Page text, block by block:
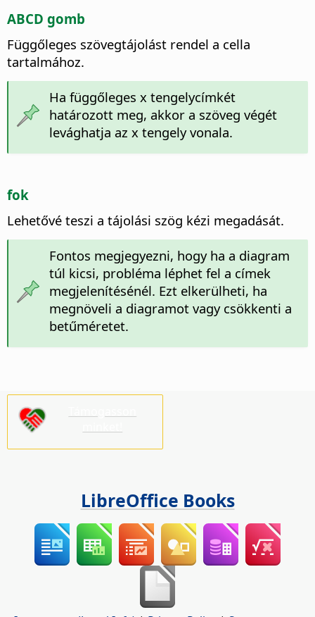
ABCD gomb
Függőleges szövegtájolást rendel a cella
tartalmához.
Ha függőleges x tengelycímkét
határozott meg, akkor a szöveg végét
levághatja az x tengely vonala.
fok
Lehetővé teszi a tájolási szög kézi megadását.
Fontos megjegyezni, hogy ha a diagram
túl kicsi, probléma léphet fel a címek
megjelenítésénél. Ezt elkerülheti, ha
megnöveli a diagramot vagy csökkenti a
betűméretet.
LibreOffice Books